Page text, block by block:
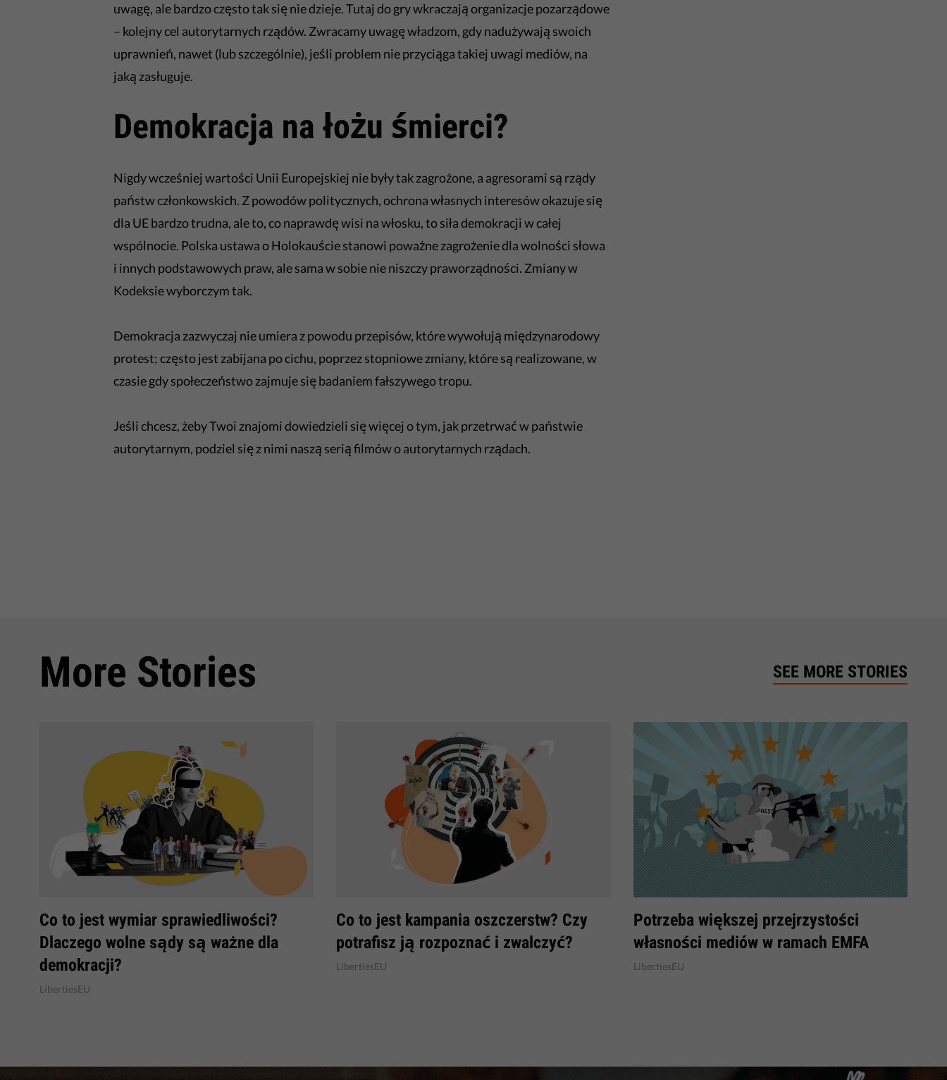
uwagę, ale bardzo często tak się nie dzieje. Tutaj do gry wkraczają organizacje pozarządowe
– kolejny cel autorytarnych rządów. Zwracamy uwagę władzom, gdy nadużywają swoich
uprawnień, nawet (lub szczególnie), jeśli problem nie przyciąga takiej uwagi mediów, na
jaką zasługuje.
Demokracja na łożu śmierci?
Nigdy wcześniej wartości Unii Europejskiej nie były tak zagrożone, a agresorami są rządy
państw członkowskich. Z powodów politycznych, ochrona własnych interesów okazuje się
dla UE bardzo trudna, ale to, co naprawdę wisi na włosku, to siła demokracji w całej
wspólnocie. Polska ustawa o Holokauście stanowi poważne zagrożenie dla wolności słowa
i innych podstawowych praw, ale sama w sobie nie niszczy praworządności. Zmiany w
Kodeksie wyborczym tak.
Demokracja zazwyczaj nie umiera z powodu przepisów, które wywołują międzynarodowy
protest; często jest zabijana po cichu, poprzez stopniowe zmiany, które są realizowane, w
czasie gdy społeczeństwo zajmuje się badaniem fałszywego tropu.
Jeśli chcesz, żeby Twoi znajomi dowiedzieli się więcej o tym, jak przetrwać w państwie
autorytarnym, podziel się z nimi naszą serią filmów o autorytarnych rządach.
More Stories SEE MORE STORIES
Co to jest wymiar sprawiedliwości?
Dlaczego wolne sądy są ważne dla
demokracji?
LibertiesEU
​Co to jest kampania oszczerstw? Czy
potrafisz ją rozpoznać i zwalczyć?
LibertiesEU
​Potrzeba większej przejrzystości
własności mediów w ramach EMFA
LibertiesEU